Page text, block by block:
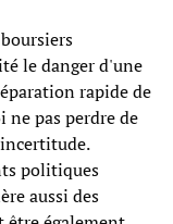
le danger d'une
rapide de
ne pas perdre de
politiques
aussi des